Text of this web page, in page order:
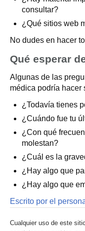
consultar?
¿Qué sitios web
No dudes en hacer
Qué esperar
Algunas de las
médica podría hacer
¿Todavía tienes
¿Cuándo fue tu
¿Con qué
molestan?
¿Cuál es la
¿Hay algo que
¿Hay algo que
Escrito por el
Cualquier uso de este